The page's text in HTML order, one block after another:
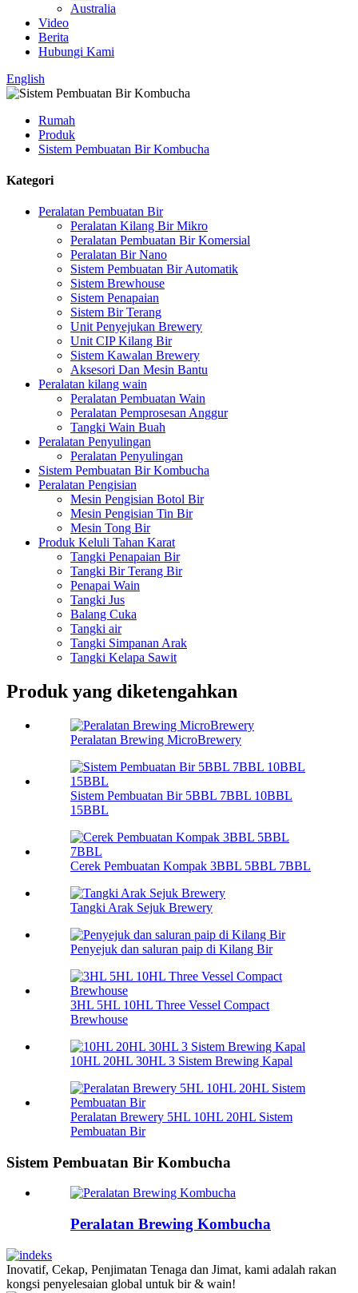
Australia
Video
Berita
Hubungi Kami
English
Rumah
Produk
Sistem Pembuatan Bir Kombucha
Kategori
Peralatan Pembuatan Bir
Peralatan Kilang Bir Mikro
Peralatan Pembuatan Bir Komersial
Peralatan Bir Nano
Sistem Pembuatan Bir Automatik
Sistem Brewhouse
Sistem Penapaian
Sistem Bir Terang
Unit Penyejukan Brewery
Unit CIP Kilang Bir
Sistem Kawalan Brewery
Aksesori Dan Mesin Bantu
Peralatan kilang wain
Peralatan Pembuatan Wain
Peralatan Pemprosesan Anggur
Tangki Wain Buah
Peralatan Penyulingan
Peralatan Penyulingan
Sistem Pembuatan Bir Kombucha
Peralatan Pengisian
Mesin Pengisian Botol Bir
Mesin Pengisian Tin Bir
Mesin Tong Bir
Produk Keluli Tahan Karat
Tangki Penapaian Bir
Tangki Bir Terang Bir
Penapai Wain
Tangki Jus
Balang Cuka
Tangki air
Tangki Simpanan Arak
Tangki Kelapa Sawit
Produk yang diketengahkan
Peralatan Brewing MicroBrewery
Sistem Pembuatan Bir 5BBL 7BBL 10BBL
15BBL
Cerek Pembuatan Kompak 3BBL 5BBL 7BBL
Tangki Arak Sejuk Brewery
Penyejuk dan saluran paip di Kilang Bir
3HL 5HL 10HL Three Vessel Compact
Brewhouse
10HL 20HL 30HL 3 Sistem Brewing Kapal
Peralatan Brewery 5HL 10HL 20HL Sistem
Pembuatan Bir
Sistem Pembuatan Bir Kombucha
Peralatan Brewing Kombucha
Inovatif, Cekap, Penjimatan Tenaga dan Jimat, kami adalah rakan
kongsi penyelesaian global untuk bir & wain!